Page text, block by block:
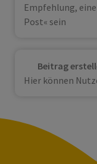
Empfehlung,
Post« sein
Beitrag
Hier können